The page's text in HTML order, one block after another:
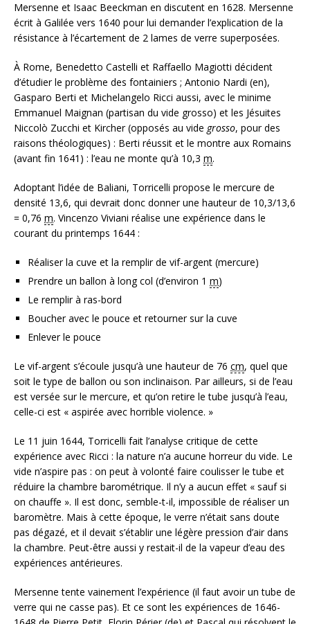
Mersenne et Isaac Beeckman en discutent en 1628. Mersenne
écrit à Galilée vers 1640 pour lui demander l’explication de la
résistance à l’écartement de 2 lames de verre superposées.
À Rome, Benedetto Castelli et Raffaello Magiotti décident
d’étudier le problème des fontainiers ; Antonio Nardi (en),
Gasparo Berti et Michelangelo Ricci aussi, avec le minime
Emmanuel Maignan (partisan du vide grosso) et les Jésuites
Niccolò Zucchi et Kircher (opposés au vide grosso, pour des
raisons théologiques) : Berti réussit et le montre aux Romains
(avant fin 1641) : l’eau ne monte qu’à 10,3 m.
Adoptant l’idée de Baliani, Torricelli propose le mercure de
densité 13,6, qui devrait donc donner une hauteur de 10,3/13,6
= 0,76 m. Vincenzo Viviani réalise une expérience dans le
courant du printemps 1644 :
Réaliser la cuve et la remplir de vif-argent (mercure)
Prendre un ballon à long col (d’environ 1 m)
Le remplir à ras-bord
Boucher avec le pouce et retourner sur la cuve
Enlever le pouce
Le vif-argent s’écoule jusqu’à une hauteur de 76 cm, quel que
soit le type de ballon ou son inclinaison. Par ailleurs, si de l’eau
est versée sur le mercure, et qu’on retire le tube jusqu’à l’eau,
celle-ci est « aspirée avec horrible violence. »
Le 11 juin 1644, Torricelli fait l’analyse critique de cette
expérience avec Ricci : la nature n’a aucune horreur du vide. Le
vide n’aspire pas : on peut à volonté faire coulisser le tube et
réduire la chambre barométrique. Il n’y a aucun effet « sauf si
on chauffe ». Il est donc, semble-t-il, impossible de réaliser un
baromètre. Mais à cette époque, le verre n’était sans doute
pas dégazé, et il devait s’établir une légère pression d’air dans
la chambre. Peut-être aussi y restait-il de la vapeur d’eau des
expériences antérieures.
Mersenne tente vainement l’expérience (il faut avoir un tube de
verre qui ne casse pas). Et ce sont les expériences de 1646-